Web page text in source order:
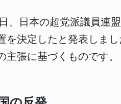
、日本の超党派議員連
を決定したと発表しま
張に基づくものです。